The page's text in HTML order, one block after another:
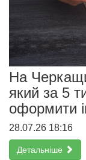
На
який за 5
оформити
28.07.26 18:16
Детальніше